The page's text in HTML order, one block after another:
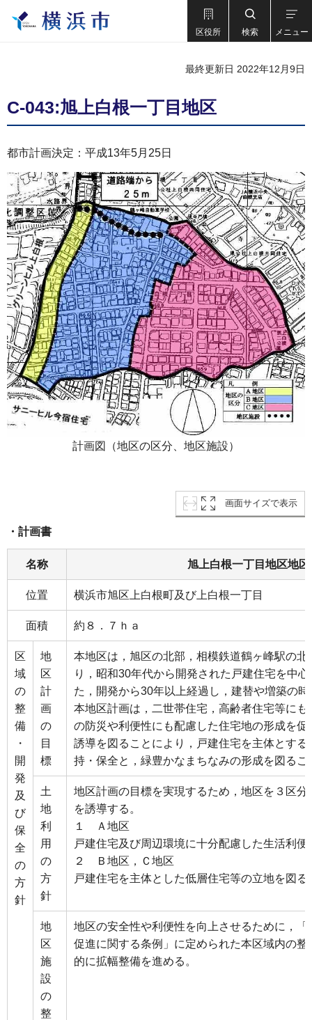
区役所 検索 メニュー
最終更新日 2022年12月9日
C-043:旭上白根一丁目地区
都市計画決定：平成13年5月25日
計画図（地区の区分、地区施設）
画面サイズで表示
・計画書
名称 旭上白根一丁目地区地区
位置 横浜市旭区上白根町及び上白根一丁目
面積 約８．７ｈａ
区
域
の
整
備
・
開
発
及
び
保
全
の
方
針
地
区
計
画
の
目
標
本地区は，旭区の北部，相模鉄道鶴ヶ峰駅の
り，昭和30年代から開発された戸建住宅を中
た，開発から30年以上経過し，建替や増築の
本地区計画は，二世帯住宅，高齢者住宅等に
の防災や利便性にも配慮した住宅地の形成を
誘導を図ることにより，戸建住宅を主体とす
持・保全と，緑豊かなまちなみの形成を図るこ
土
地
利
用
の
方
針
地区計画の目標を実現するため，地区を３区
を誘導する。
１ Ａ地区
戸建住宅及び周辺環境に十分配慮した生活利
２ Ｂ地区，Ｃ地区
戸建住宅を主体とした低層住宅等の立地を図る
地
区
施
設
の
整
地区の安全性や利便性を向上させるために，
促進に関する条例」に定められた本区域内の
的に拡幅整備を進める。